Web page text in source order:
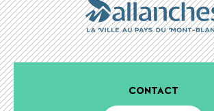
CONTACT